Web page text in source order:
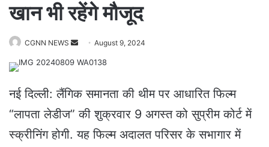
खान भी रहेंगे मौजूद
CGNN NEWS
e
a
n
e
August 9, 2024
नई दिल्ली: लैंगिक समानता की थीम पर आधारित फिल्म
“लापता लेडीज” की शुक्रवार 9 अगस्त को सुप्रीम कोर्ट में
स्क्रीनिंग होगी. यह फिल्म अदालत परिसर के सभागार में